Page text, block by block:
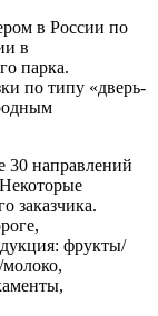
в России по
в
парка.
по типу «дверь-
30 направлений
заказчика.
фрукты/